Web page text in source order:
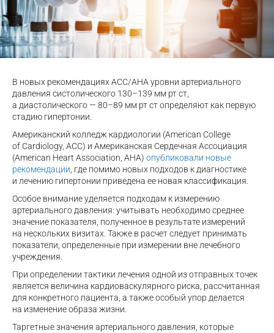
В новых рекомендациях АСС/АНА уровни артериального
давления систолического 130–139 мм рт ст,
а диастолического — 80–89 мм рт ст определяют как первую
стадию гипертонии.
Американский колледж кардиологии (American College
of Cardiology, АСС) и Американская Сердечная Ассоциация
(American Heart Association, АНА) опубликовали новые
рекомендации , где помимо новых подходов к диагностике
и лечению гипертонии приведена ее новая классификация.
Особое внимание уделяется подходам к измерению
артериального давления: учитывать необходимо среднее
значение показателя, полученное в результате измерений
на нескольких визитах. Также в расчет следует принимать
показатели, определенные при измерении вне лечебного
учреждения.
При определении тактики лечения одной из отправных точек
является величина кардиоваскулярного риска, рассчитанная
для конкретного пациента, а также особый упор делается
на изменение образа жизни.
Таргетные значения артериального давления, которые